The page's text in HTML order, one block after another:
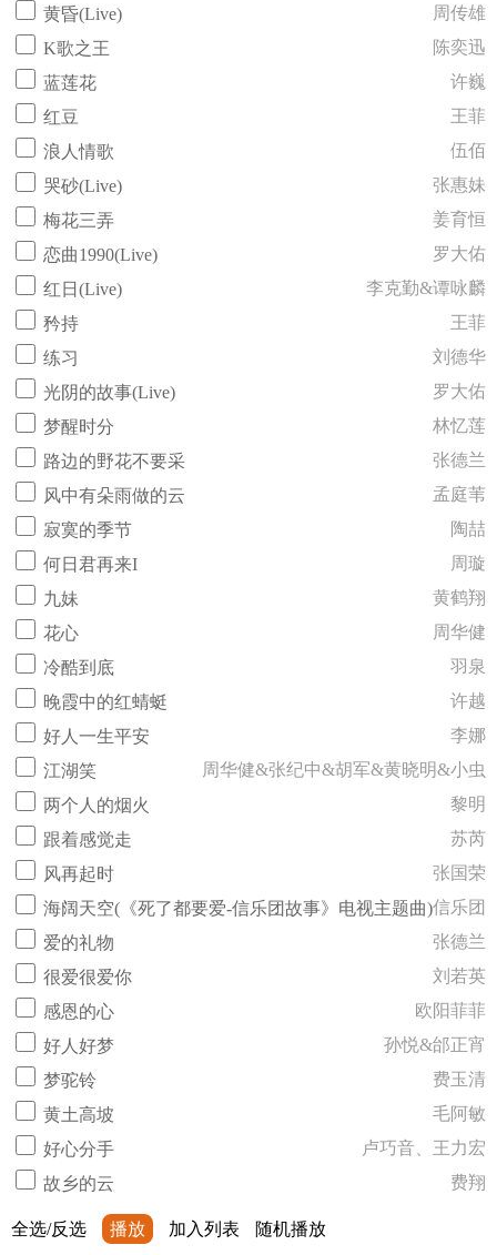
黄昏(Live)
周传雄
K歌之王
陈奕迅
蓝莲花
许巍
红豆
王菲
浪人情歌
伍佰
哭砂(Live)
张惠妹
梅花三弄
姜育恒
恋曲1990(Live)
罗大佑
红日(Live)
李克勤&谭咏麟
矜持
王菲
练习
刘德华
光阴的故事(Live)
罗大佑
梦醒时分
林忆莲
路边的野花不要采
张德兰
风中有朵雨做的云
孟庭苇
寂寞的季节
陶喆
何日君再来I
周璇
九妹
黄鹤翔
花心
周华健
冷酷到底
羽泉
晚霞中的红蜻蜓
许越
好人一生平安
李娜
江湖笑
周华健&张纪中&胡军&黄晓明&小虫
两个人的烟火
黎明
跟着感觉走
苏芮
风再起时
张国荣
海阔天空(《死了都要爱-信乐团故事》电视主题曲)信乐团
爱的礼物
张德兰
很爱很爱你
刘若英
感恩的心
欧阳菲菲
好人好梦
孙悦&邰正宵
梦驼铃
费玉清
黄土高坡
毛阿敏
好心分手
卢巧音、王力宏
故乡的云
费翔
全选/反选 播放 加入列表 随机播放